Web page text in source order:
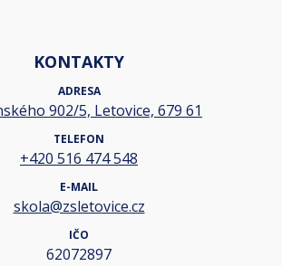
KONTAKTY
ADRESA
902/5, Letovice, 679 61
TELEFON
+420 516 474 548
E-MAIL
skola@zsletovice.cz
IČO
62072897